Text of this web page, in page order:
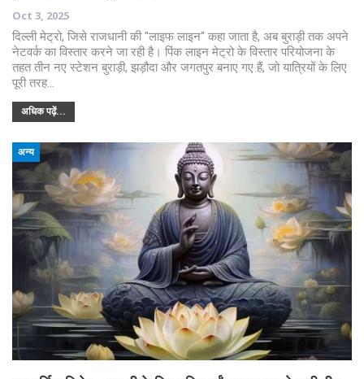
Oct 3, 2025
दिल्ली मेट्रो, जिसे राजधानी की "लाइफ लाइन" कहा जाता है, अब बुराड़ी तक अपने
नेटवर्क का विस्तार करने जा रही है। पिंक लाइन मेट्रो के विस्तार परियोजना के
तहत तीन नए स्टेशन बुराड़ी, झड़ौदा और जगतपुर बनाए गए हैं, जो यात्रियों के लिए
पूरी तरह…
अधिक पढ़ें...
अन्य